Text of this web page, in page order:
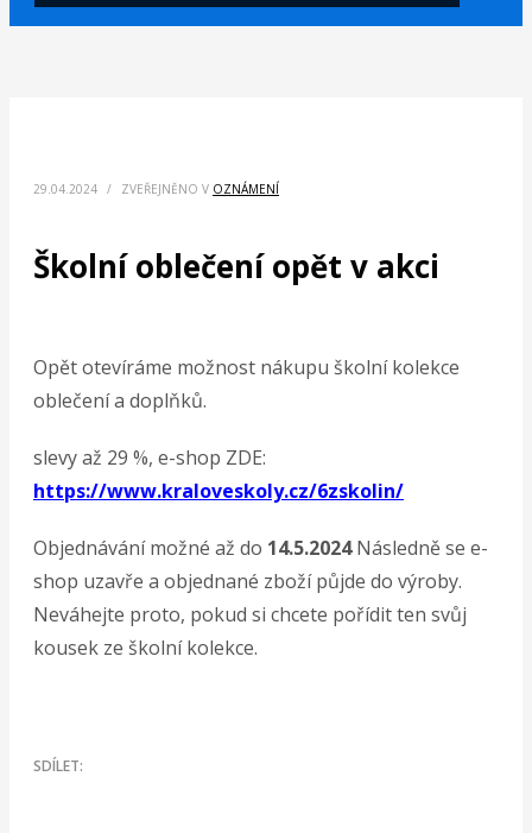
29.04.2024 / ZVEŘEJNĚNO V OZNÁMENÍ
Školní oblečení opět v akci
Opět otevíráme možnost nákupu školní kolekce
oblečení a doplňků.
slevy až 29 %, e-shop ZDE:
https://www.kraloveskoly.cz/6zskolin/
Objednávání možné až do 14.5.2024Následně se e-
shop uzavře a objednané zboží půjde do výroby.
Neváhejte proto, pokud si chcete pořídit ten svůj
kousek ze školní kolekce.